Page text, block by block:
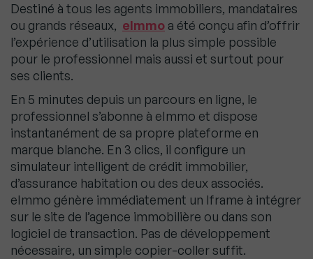
Destiné à tous les agents immobiliers, mandataires
ou grands réseaux, eImmo a été conçu afin d’offrir
l’expérience d’utilisation la plus simple possible
pour le professionnel mais aussi et surtout pour
ses clients.
En 5 minutes depuis un parcours en ligne, le
professionnel s’abonne à eImmo et dispose
instantanément de sa propre plateforme en
marque blanche. En 3 clics, il configure un
simulateur intelligent de crédit immobilier,
d’assurance habitation ou des deux associés.
eImmo génère immédiatement un Iframe à intégrer
sur le site de l’agence immobilière ou dans son
logiciel de transaction. Pas de développement
nécessaire, un simple copier-coller suffit.